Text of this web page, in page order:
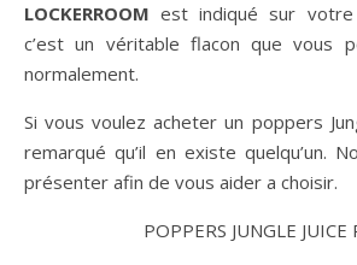
LOCKERROOM est indiqué sur votre
c’est un véritable flacon que vous
normalement.
Si vous voulez acheter un poppers
remarqué qu’il en existe quelqu’un.
présenter afin de vous aider a choisir.
POPPERS JUNGLE JUICE